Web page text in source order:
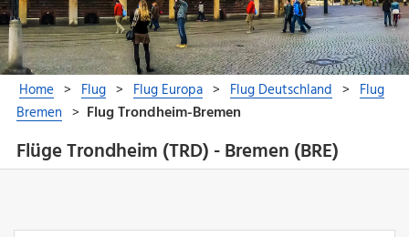
Flüge Trondheim (TRD) - Bremen (BRE)